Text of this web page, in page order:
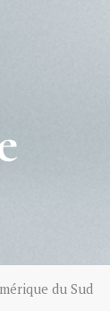
du Sud